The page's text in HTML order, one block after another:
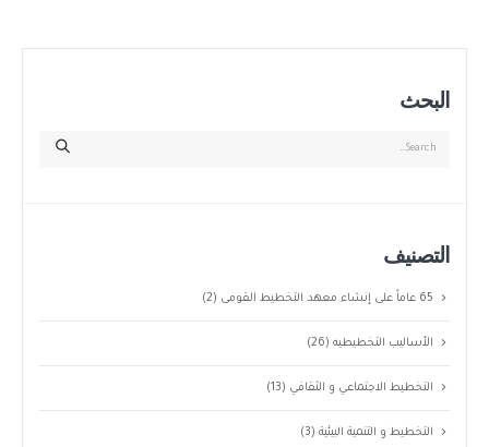
البحث
التصنيف
65 عاماً على إنشاء معهد التخطيط القومى (2)
الأساليب التخطيطيه(26)
التخطيط الاجتماعي و الثقافي (13)
التخطيط و التنمية البيئية(3)